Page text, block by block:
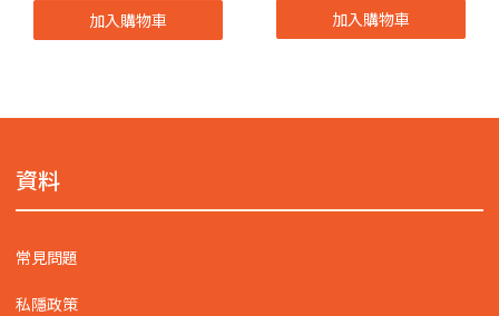
加入購物車 加入購物車
資料
常見問題
私隱政策